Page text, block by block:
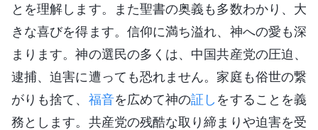
とを理解します。また聖書の奥義も多数わかり、大
きな喜びを得ます。信仰に満ち溢れ、神への愛も深
まります。神の選民の多くは、中国共産党の圧迫、
逮捕、迫害に遭っても恐れません。家庭も俗世の繋
がりも捨て、 福音を広めて神の証し をすることを義
務とします。共産党の残酷な取り締まりや迫害を受